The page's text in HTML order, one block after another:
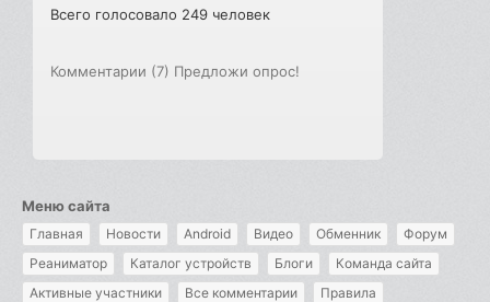
Всего голосовало 249 человек
Комментарии (7) Предложи опрос!
Меню сайта
Главная Новости Android Видео Обменник
Форум
Реаниматор
Каталог устройств Блоги
Команда сайта
Активные участники
Все комментарии Правила